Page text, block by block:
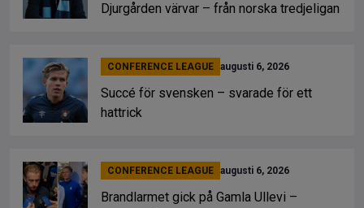
Djurgården värvar – från norska tredjeligan
CONFERENCE LEAGUE augusti 6, 2026
Succé för svensken – svarade för ett
hattrick
CONFERENCE LEAGUE augusti 6, 2026
Brandlarmet gick på Gamla Ullevi –